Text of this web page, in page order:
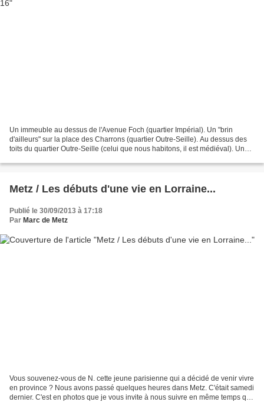
Un immeuble au dessus de l'Avenue Foch (quartier Impérial). Un "brin
d'ailleurs" sur la place des Charrons (quartier Outre-Seille). Au dessus des
toits du quartier Outre-Seille (celui que nous habitons, il est médiéval). Une
Metz / Les débuts d'une vie en Lorraine...
Publié le 30/09/2013 à 17:18
Par Marc de Metz
Vous souvenez-vous de N. cette jeune parisienne qui a décidé de venir vivre
en province ? Nous avons passé quelques heures dans Metz. C'était samedi
dernier. C'est en photos que je vous invite à nous suivre en même temps que